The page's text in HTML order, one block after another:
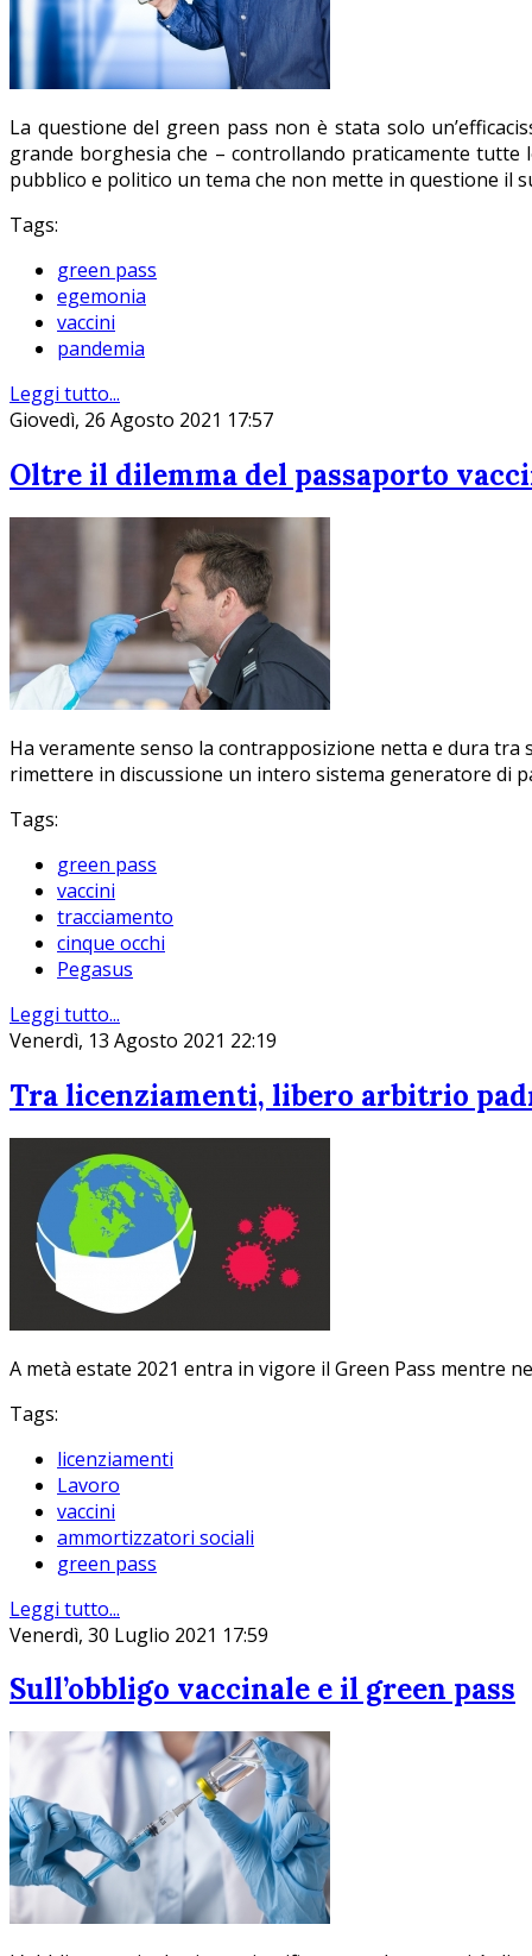
La questione del green pass non è stata solo
grande borghesia che – controllando praticamente tutte
pubblico e politico un tema che non mette in questione il
Tags:
green pass
egemonia
vaccini
pandemia
Leggi tutto...
Giovedì, 26 Agosto 2021 17:57
Oltre il dilemma del passaporto
Ha veramente senso la contrapposizione netta e dura
rimettere in discussione un intero sistema generatore di
Tags:
green pass
vaccini
tracciamento
cinque occhi
Pegasus
Leggi tutto...
Venerdì, 13 Agosto 2021 22:19
Tra licenziamenti, libero arbitrio
A metà estate 2021 entra in vigore il Green Pass mentre
Tags:
licenziamenti
Lavoro
vaccini
ammortizzatori sociali
green pass
Leggi tutto...
Venerdì, 30 Luglio 2021 17:59
Sull’obbligo vaccinale e il green pass